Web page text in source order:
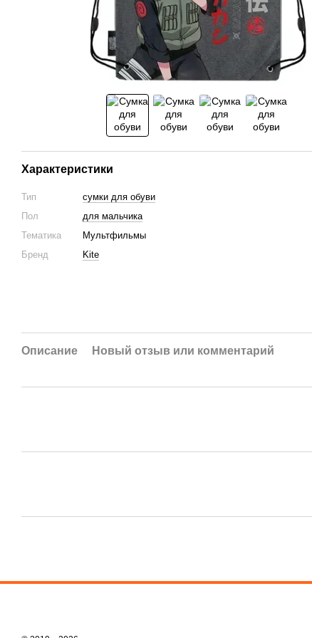
Характеристики
Тип
сумки для обуви
Пол
для мальчика
Тематика
Мультфильмы
Бренд
Kite
Описание Новый отзыв или комментарий